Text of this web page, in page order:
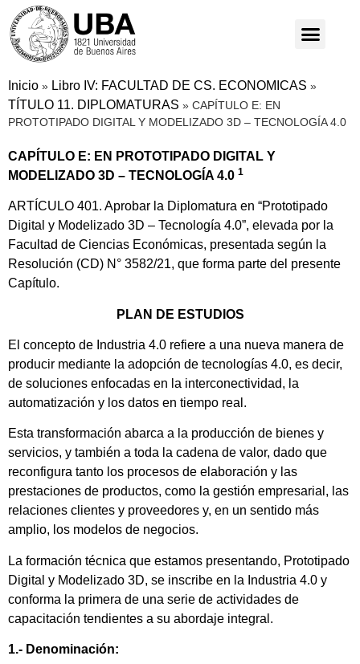
Inicio » Libro IV: FACULTAD DE CS. ECONOMICAS »
TÍTULO 11. DIPLOMATURAS » CAPÍTULO E: EN
PROTOTIPADO DIGITAL Y MODELIZADO 3D – TECNOLOGÍA 4.0
CAPÍTULO E: EN PROTOTIPADO DIGITAL Y
MODELIZADO 3D – TECNOLOGÍA 4.0 1
ARTÍCULO 401. Aprobar la Diplomatura en “Prototipado
Digital y Modelizado 3D – Tecnología 4.0”, elevada por la
Facultad de Ciencias Económicas, presentada según la
Resolución (CD) N° 3582/21, que forma parte del presente
Capítulo.
PLAN DE ESTUDIOS
El concepto de Industria 4.0 refiere a una nueva manera de
producir mediante la adopción de tecnologías 4.0, es decir,
de soluciones enfocadas en la interconectividad, la
automatización y los datos en tiempo real.
Esta transformación abarca a la producción de bienes y
servicios, y también a toda la cadena de valor, dado que
reconfigura tanto los procesos de elaboración y las
prestaciones de productos, como la gestión empresarial, las
relaciones clientes y proveedores y, en un sentido más
amplio, los modelos de negocios.
La formación técnica que estamos presentando, Prototipado
Digital y Modelizado 3D, se inscribe en la Industria 4.0 y
conforma la primera de una serie de actividades de
capacitación tendientes a su abordaje integral.
1.- Denominación: